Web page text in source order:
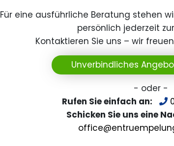
Für eine ausführliche Beratung stehen
persönlich jederzeit
Kontaktieren Sie uns – wir
Unverbindliches
- oder -
Rufen Sie einfach an:
Schicken Sie uns eine